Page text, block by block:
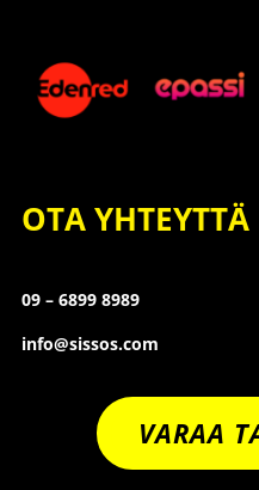
OTA YHTEYTTÄ
09 – 6899 8989
info@sissos.com
VARAA